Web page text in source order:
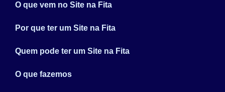
O que vem no Site na Fita
Por que ter um Site na Fita
Quem pode ter um Site na Fita
O que fazemos